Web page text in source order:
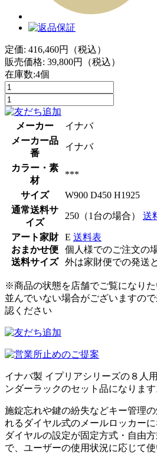
定価: 416,460円（税込）
販売価格: 39,800円（税込）
在庫数:4個
メーカー
イナバ
メーカー品
番
イナバ
カラー・素
材
***
サイズ
W900 D450 H1925
通常送料サ
イズ
250（1台の場合） 送
アート家財
おまかせ便
送料サイズ
E 送料表
個人様でのご注文の
外は家財便での発送
※商品の状態を店舗でご覧になり
並んでいない場合がございますの
認ください
イナバ製 イプリアシリーズの８人
ンダーラックのセット品になります
施錠忘れや鍵の紛失などキー管理
れるダイヤル式のメールロッカーに
ダイヤルの設定が固定方式・自由
で、ユーザーの使用状況に応じて